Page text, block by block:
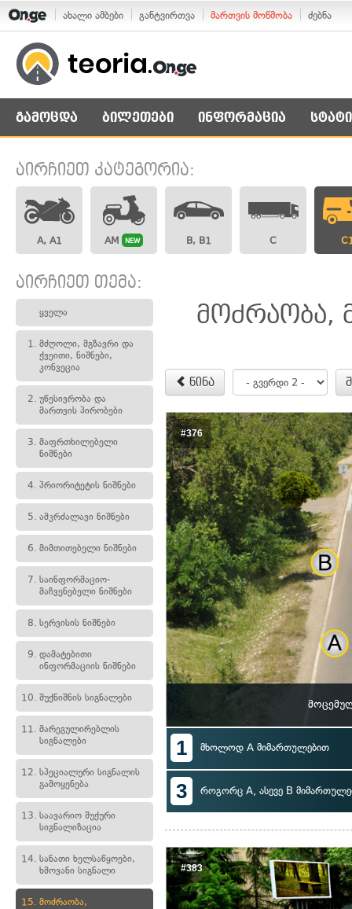
ახალი ამბები განტვირთვა მართვის მოწმობა ძებნა
გამოცდა ბილეთები ინფორმაცია
აირჩიეთ კატეგორია:
A, A1 AM NEW B, B1 C
აირჩიეთ თემა:
ყველა
1. მძღოლი, მგზავრი და
ქვეითი, ნიშნები,
კონვეცია
2. უწესივრობა და
მართვის პირობები
3. მაფრთხილებელი
ნიშნები
4. პრიორიტეტის ნიშნები
5. ამკრძალავი ნიშნები
6. მიმთითებელი ნიშნები
7. საინფორმაციო-
მაჩვენებელი ნიშნები
8. სერვისის ნიშნები
9. დამატებითი
ინფორმაციის ნიშნები
10. შუქნიშნის სიგნალები
11. მარეგულირებლის
სიგნალები
12. სპეციალური სიგნალის
გამოყენება
13. საავარიო შუქური
სიგნალიზაცია
14. სანათი ხელსაწყოები,
ხმოვანი სიგნალი
15. მოძრაობა,
მოძრაობა,
წინა
#376
1 მხოლოდ A მიმართულებით
3 როგორც A, ასევე B
#383